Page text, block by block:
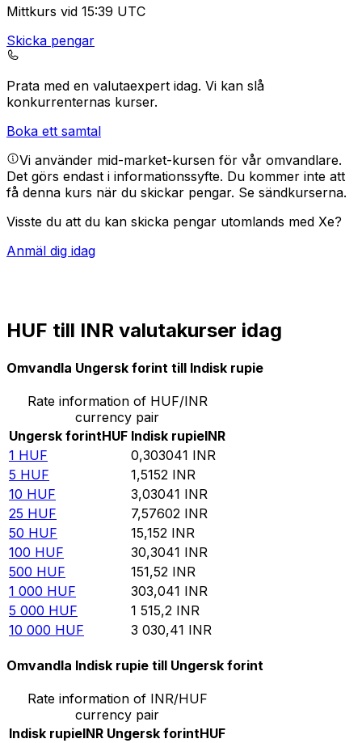
Mittkurs vid 15:39 UTC
Skicka pengar
Prata med en valutaexpert idag. Vi kan slå
konkurrenternas kurser.
Boka ett samtal
Vi använder mid-market-kursen för vår omvandlare.
Det görs endast i informationssyfte. Du kommer inte att
få denna kurs när du skickar pengar. Se sändkurserna.
Visste du att du kan skicka pengar utomlands med Xe?
Anmäl dig idag
HUF till INR valutakurser idag
Omvandla Ungersk forint till Indisk rupie
Rate information of HUF/INR
currency pair
Ungersk forintHUF Indisk rupieINR
1 HUF 0,303041 INR
5 HUF 1,5152 INR
10 HUF 3,03041 INR
25 HUF 7,57602 INR
50 HUF 15,152 INR
100 HUF 30,3041 INR
500 HUF 151,52 INR
1 000 HUF 303,041 INR
5 000 HUF 1 515,2 INR
10 000 HUF 3 030,41 INR
Omvandla Indisk rupie till Ungersk forint
Rate information of INR/HUF
currency pair
Indisk rupieINR Ungersk forintHUF